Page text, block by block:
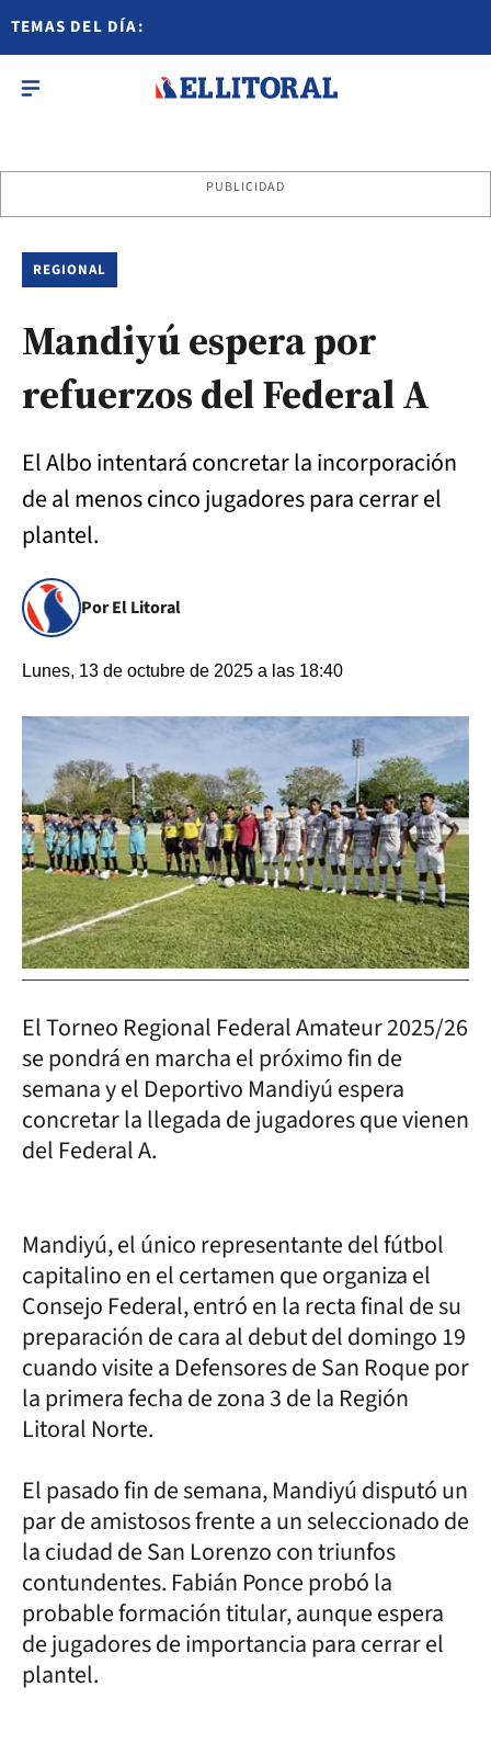
TEMAS DEL DÍA:
PUBLICIDAD
REGIONAL
Mandiyú espera por
refuerzos del Federal A
El Albo intentará concretar la incorporación
de al menos cinco jugadores para cerrar el
plantel.
Por El Litoral
Lunes, 13 de octubre de 2025 a las 18:40
El Torneo Regional Federal Amateur 2025/26
se pondrá en marcha el próximo fin de
semana y el Deportivo Mandiyú espera
concretar la llegada de jugadores que vienen
del Federal A.
Mandiyú, el único representante del fútbol
capitalino en el certamen que organiza el
Consejo Federal, entró en la recta final de su
preparación de cara al debut del domingo 19
cuando visite a Defensores de San Roque por
la primera fecha de zona 3 de la Región
Litoral Norte.
El pasado fin de semana, Mandiyú disputó un
par de amistosos frente a un seleccionado de
la ciudad de San Lorenzo con triunfos
contundentes. Fabián Ponce probó la
probable formación titular, aunque espera
de jugadores de importancia para cerrar el
plantel.